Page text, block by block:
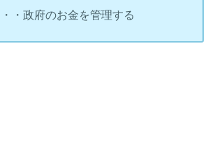
・政府のお金を管理する